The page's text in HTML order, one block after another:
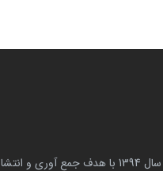
مرجع حقوقی ایران از سال 1394 با هدف جمع آوری و